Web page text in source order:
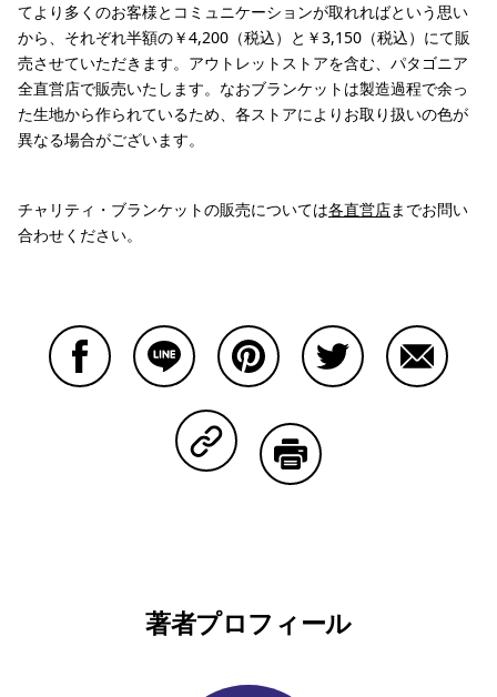
てより多くのお客様とコミュニケーションが取れればという思い
から、それぞれ半額の￥4,200（税込）と￥3,150（税込）にて販
売させていただきます。アウトレットストアを含む、パタゴニア
全直営店で販売いたします。なおブランケットは製造過程で余っ
た生地から作られているため、各ストアによりお取り扱いの色が
異なる場合がございます。
チャリティ・ブランケットの販売については各直営店までお問い
合わせください。
Copy Linkで共有する
著者プロフィール